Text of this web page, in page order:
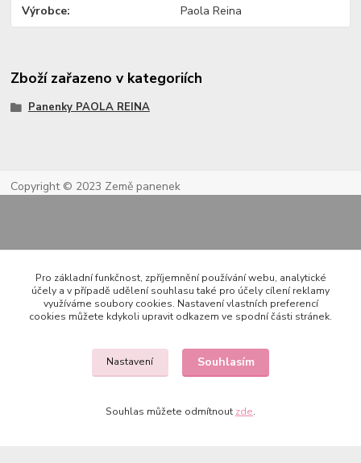
Výrobce Paola Reina
Zboží zařazeno v kategoriích
Panenky PAOLA REINA
Copyright © 2023 Země panenek
PO-PÁ 10-20h., SO+NE 14-20h.
Pro základní funkčnost, zpříjemnění používání webu, analytické
účely a v případě udělení souhlasu také pro účely cílení reklamy
využíváme soubory cookies. Nastavení vlastních preferencí
cookies můžete kdykoli upravit odkazem ve spodní části stránek.
Nastavení Souhlasím
Souhlas můžete odmítnout zde.